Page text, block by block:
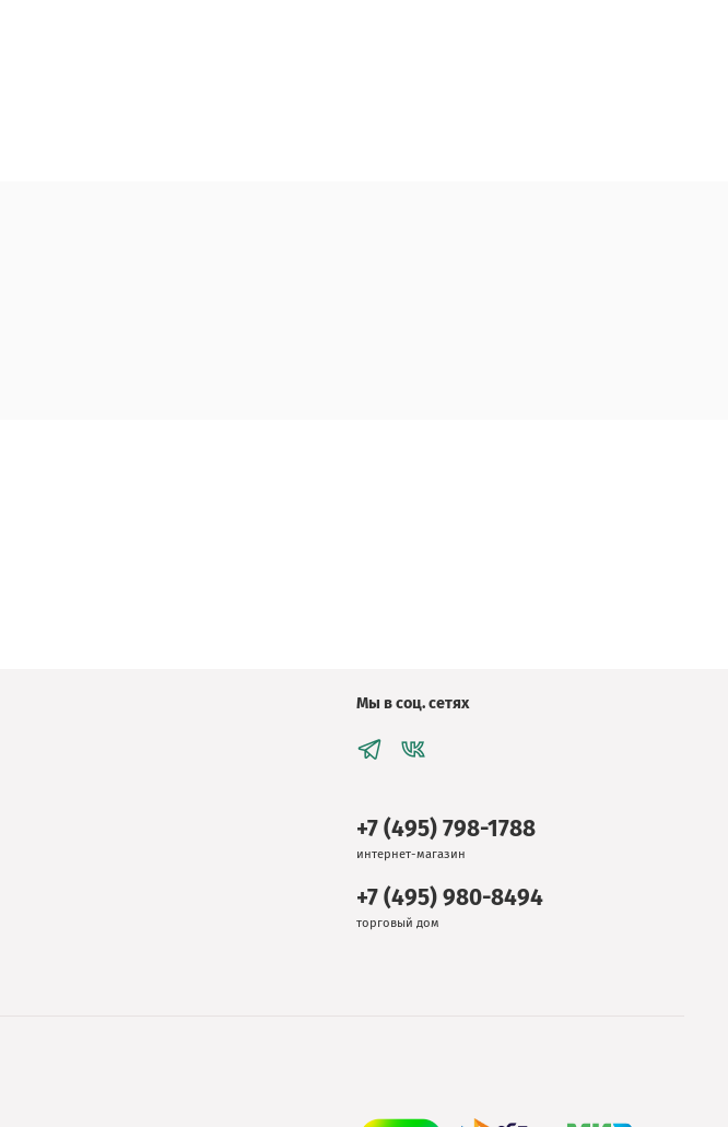
Мы в соц. сетях
+7 (495) 798-1788
интернет-магазин
+7 (495) 980-8494
торговый дом